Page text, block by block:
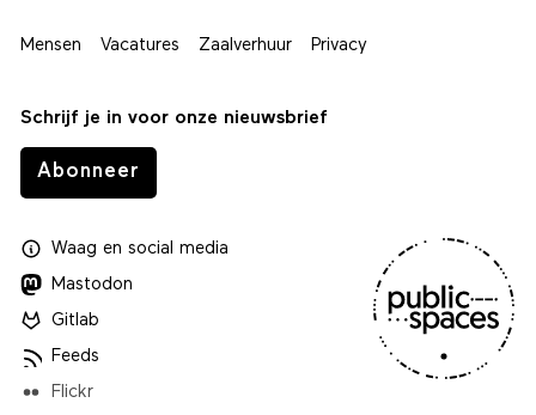
Mensen Vacatures Zaalverhuur Privacy
Schrijf je in voor onze nieuwsbrief
Abonneer
Waagen social media
Mastodon
Gitlab
Feeds
Flickr